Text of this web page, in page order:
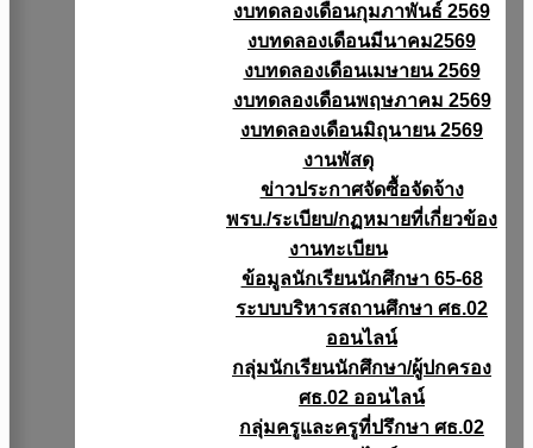
งบทดลองเดือนกุมภาพันธ์ 2569
งบทดลองเดือนมีนาคม2569
งบทดลองเดือนเมษายน 2569
งบทดลองเดือนพฤษภาคม 2569
งบทดลองเดือนมิถุนายน 2569
งานพัสดุ
ข่าวประกาศจัดซื้อจัดจ้าง
พรบ./ระเบียบ/กฏหมายที่เกี่ยวข้อง
งานทะเบียน
ข้อมูลนักเรียนนักศึกษา 65-68
ระบบบริหารสถานศึกษา ศธ.02
ออนไลน์
กลุ่มนักเรียนนักศึกษา/ผู้ปกครอง
ศธ.02 ออนไลน์
กลุ่มครูและครูที่ปรึกษา ศธ.02